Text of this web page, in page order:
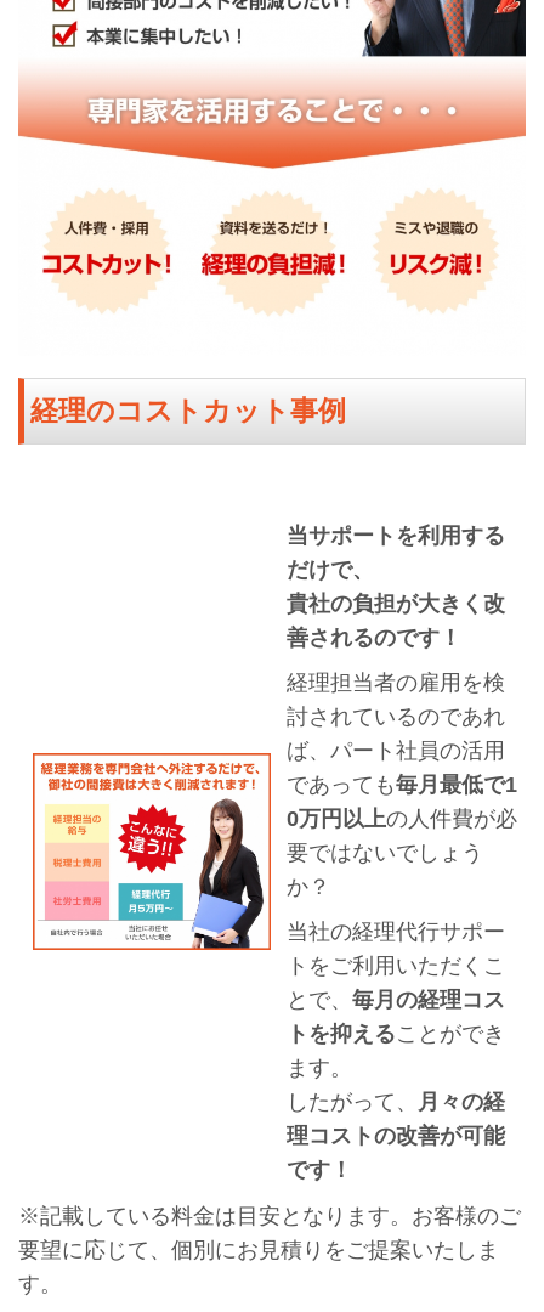
経理のコストカット事例
当サポートを利用する
だけで、
貴社の負担が大きく改
善されるのです！
経理担当者の雇用を検
討されているのであれ
ば、パート社員の活用
であっても毎月最低で1
0万円以上の人件費が必
要ではないでしょう
か？
当社の経理代行サポー
トをご利用いただくこ
とで、 毎月の経理コス
トを抑えることができ
ます。
したがって、
月々の経
理コストの改善が可能
です！
※記載している料金は目安となります。お客様のご
要望に応じて、個別にお見積りをご提案いたしま
す。